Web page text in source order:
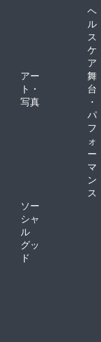
ヘ
ル
ス
ケ
ア
アー
ト・
写真
舞
台
・
パ
フ
ォ
ー
マ
ン
ス
ソー
シャ
ル
グッ
ド